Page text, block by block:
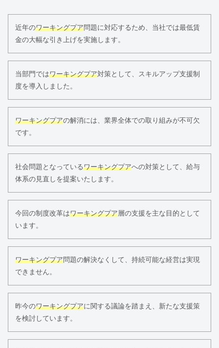
近年のワーキングプア問題に対応するため、当社では最低賃
金の大幅な引き上げを実施します。
当部門ではワーキングプア対策として、スキルアップ支援制
度を導入しました。
ワーキングプアの解消には、業界全体での取り組みが不可欠
です。
社会問題となっているワーキングプアへの対策として、給与
体系の見直しを提案いたします。
今回の制度改革はワーキングプア層の支援を主な目的として
います。
ワーキングプア問題の解決なくして、持続可能な経営は実現
できません。
昨今のワーキングプアに関する議論を踏まえ、新たな支援策
を検討しています。